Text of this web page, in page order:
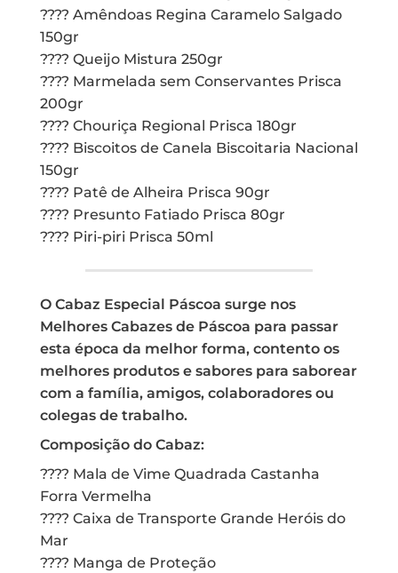
???? Amêndoas Regina Caramelo Salgado
150gr
???? Queijo Mistura 250gr
???? Marmelada sem Conservantes Prisca
200gr
???? Chouriça Regional Prisca 180gr
???? Biscoitos de Canela Biscoitaria Nacional
150gr
???? Patê de Alheira Prisca 90gr
???? Presunto Fatiado Prisca 80gr
???? Piri-piri Prisca 50ml
O Cabaz Especial Páscoa surge nos
Melhores Cabazes de Páscoa para passar
esta época da melhor forma, contento os
melhores produtos e sabores para saborear
com a família, amigos, colaboradores ou
colegas de trabalho.
Composição do Cabaz:
???? Mala de Vime Quadrada Castanha
Forra Vermelha
???? Caixa de Transporte Grande Heróis do
Mar
???? Manga de Proteção